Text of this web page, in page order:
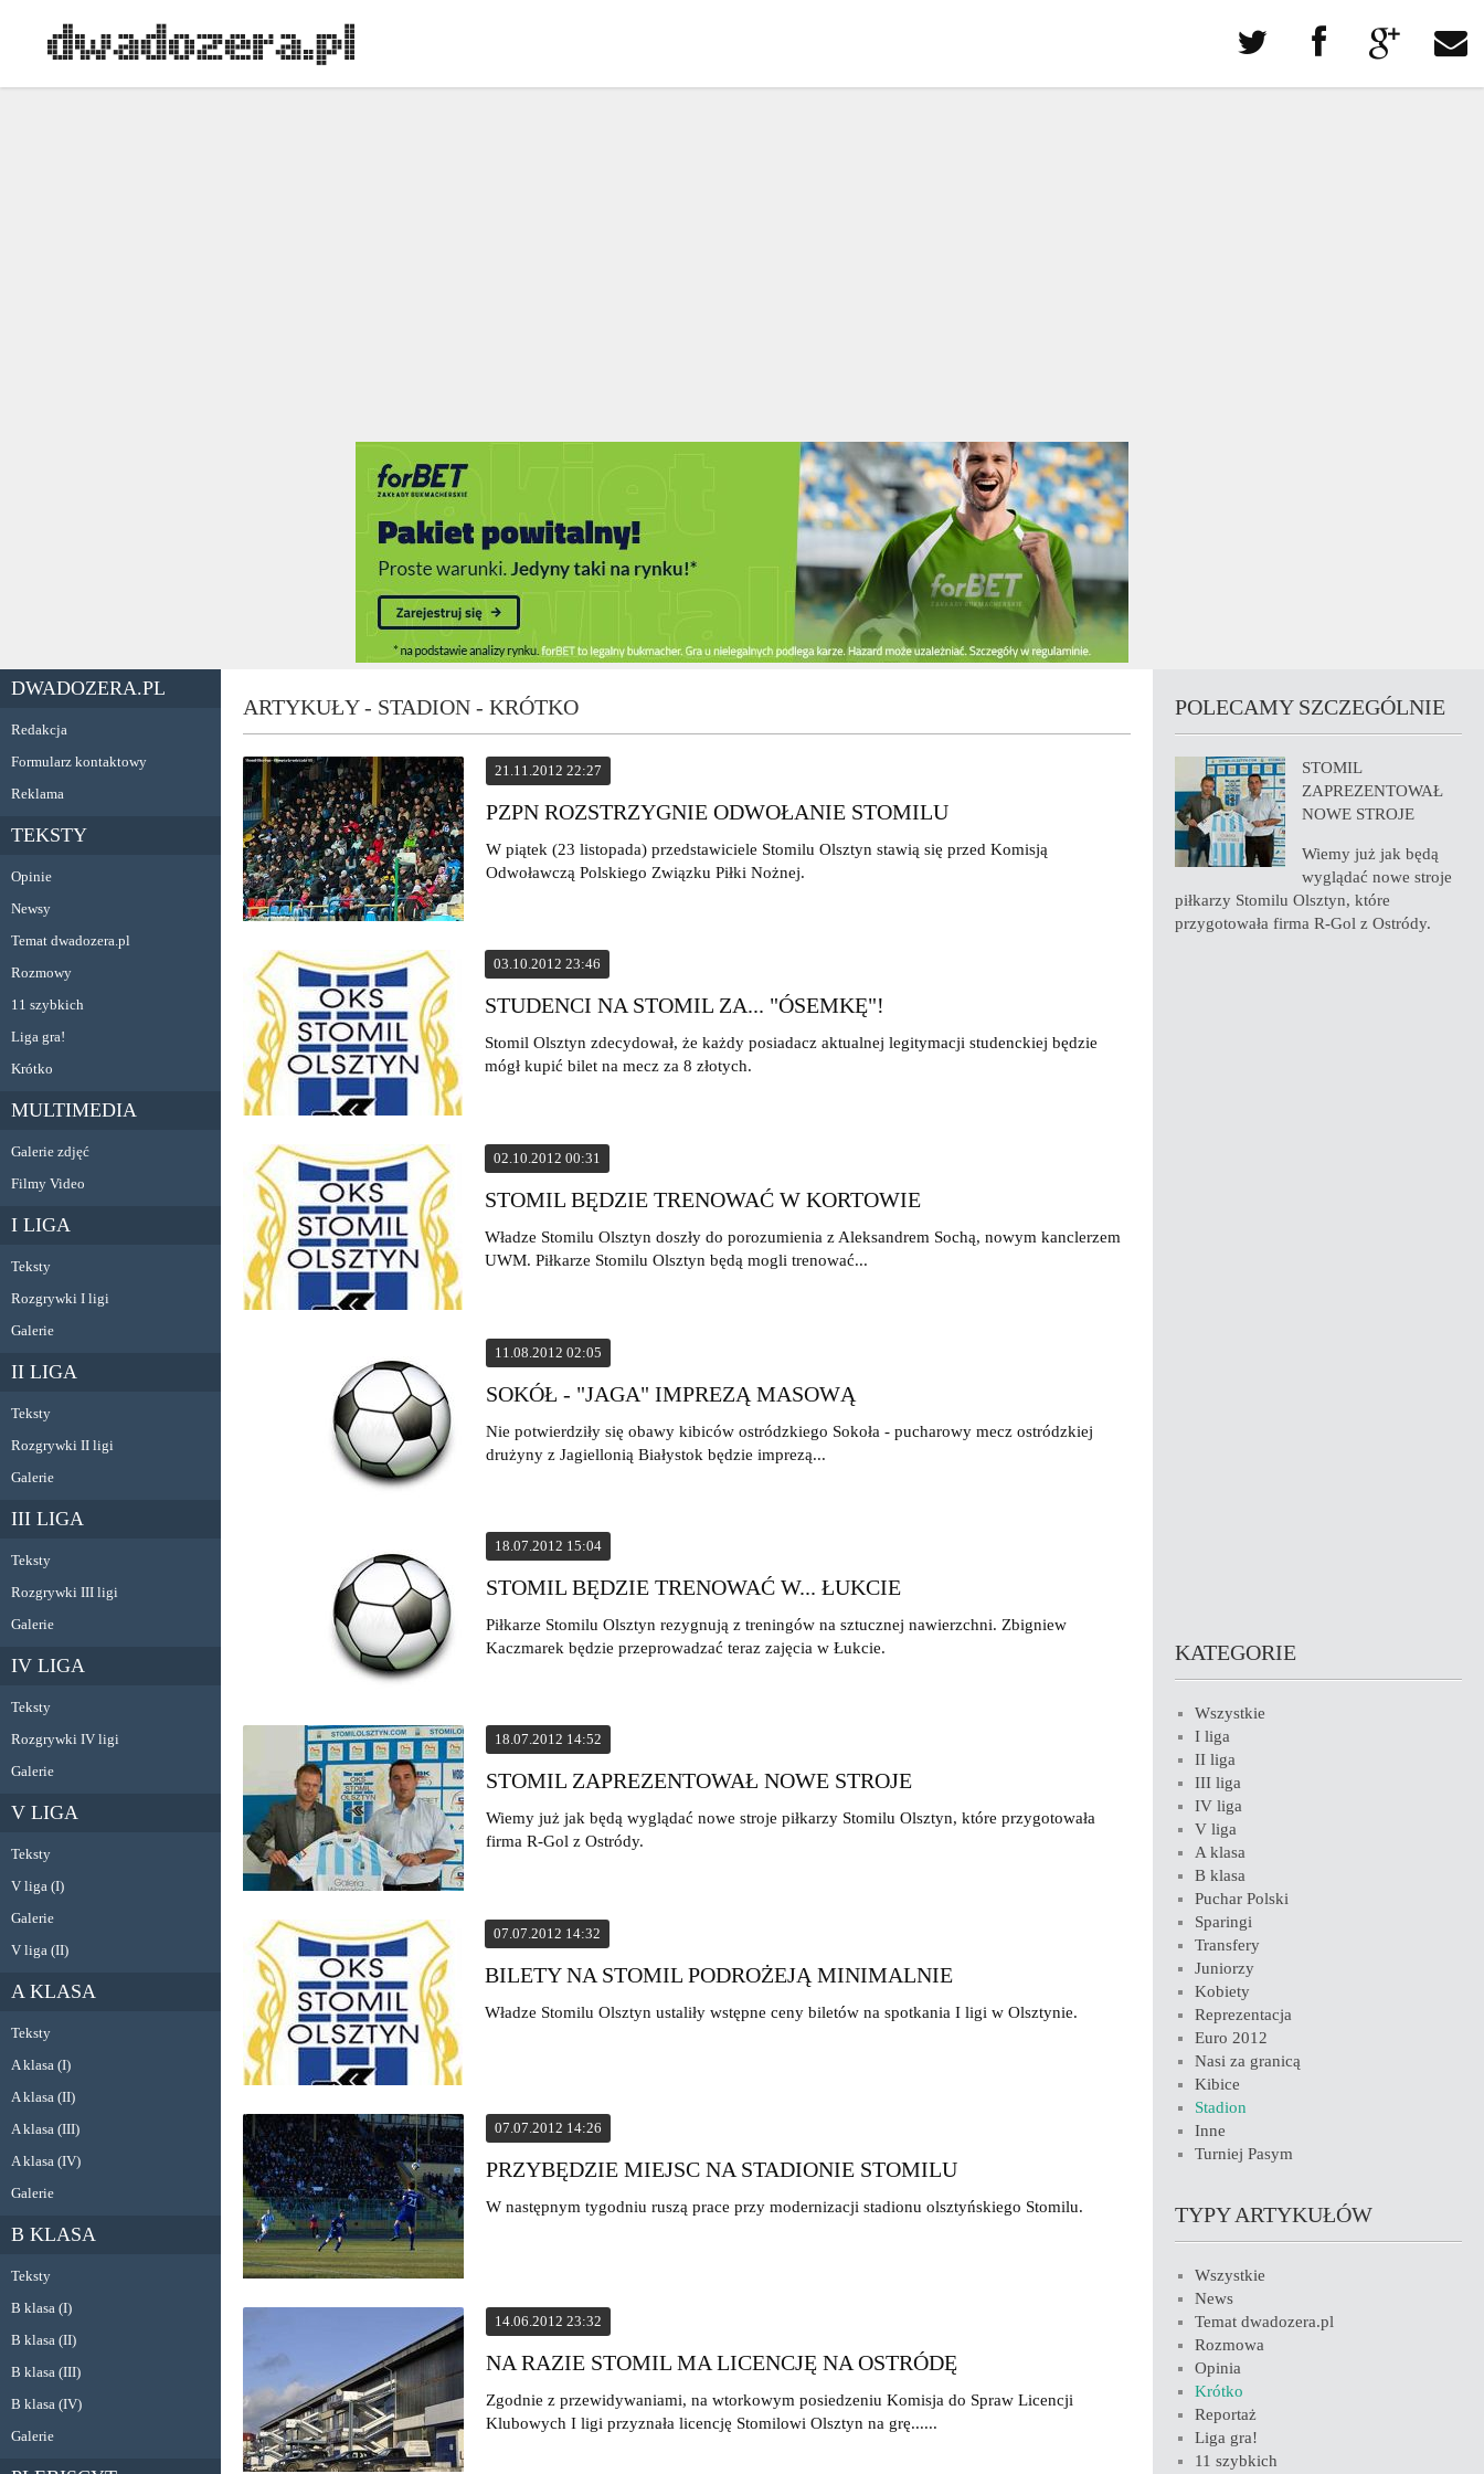
DWADOZERA.PL
Redakcja
Formularz kontaktowy
Reklama
TEKSTY
Opinie
Newsy
Temat dwadozera.pl
Rozmowy
11 szybkich
Liga gra!
Krótko
MULTIMEDIA
Galerie zdjęć
Filmy Video
I LIGA
Teksty
Rozgrywki I ligi
Galerie
II LIGA
Teksty
Rozgrywki II ligi
Galerie
III LIGA
Teksty
Rozgrywki III ligi
Galerie
IV LIGA
Teksty
Rozgrywki IV ligi
Galerie
V LIGA
Teksty
V liga (I)
Galerie
V liga (II)
A KLASA
Teksty
A klasa (I)
A klasa (II)
A klasa (III)
A klasa (IV)
Galerie
B KLASA
Teksty
B klasa (I)
B klasa (II)
B klasa (III)
B klasa (IV)
Galerie
ARTYKUŁY - STADION - KRÓTKO
21.11.2012 22:27
PZPN ROZSTRZYGNIE ODWOŁANIE STOMILU
W piątek (23 listopada) przedstawiciele Stomilu Olsztyn stawią się przed Komisją
Odwoławczą Polskiego Związku Piłki Nożnej.
03.10.2012 23:46
STUDENCI NA STOMIL ZA... "ÓSEMKĘ"!
Stomil Olsztyn zdecydował, że każdy posiadacz aktualnej legitymacji studenckiej będzie
mógł kupić bilet na mecz za 8 złotych.
02.10.2012 00:31
STOMIL BĘDZIE TRENOWAĆ W KORTOWIE
Władze Stomilu Olsztyn doszły do porozumienia z Aleksandrem Sochą, nowym kanclerzem
UWM. Piłkarze Stomilu Olsztyn będą mogli trenować...
11.08.2012 02:05
SOKÓŁ - "JAGA" IMPREZĄ MASOWĄ
Nie potwierdziły się obawy kibiców ostródzkiego Sokoła - pucharowy mecz ostródzkiej
drużyny z Jagiellonią Białystok będzie imprezą...
18.07.2012 15:04
STOMIL BĘDZIE TRENOWAĆ W... ŁUKCIE
Piłkarze Stomilu Olsztyn rezygnują z treningów na sztucznej nawierzchni. Zbigniew
Kaczmarek będzie przeprowadzać teraz zajęcia w Łukcie.
18.07.2012 14:52
STOMIL ZAPREZENTOWAŁ NOWE STROJE
Wiemy już jak będą wyglądać nowe stroje piłkarzy Stomilu Olsztyn, które przygotowała
firma R-Gol z Ostródy.
07.07.2012 14:32
BILETY NA STOMIL PODROŻEJĄ MINIMALNIE
Władze Stomilu Olsztyn ustaliły wstępne ceny biletów na spotkania I ligi w Olsztynie.
07.07.2012 14:26
PRZYBĘDZIE MIEJSC NA STADIONIE STOMILU
W następnym tygodniu ruszą prace przy modernizacji stadionu olsztyńskiego Stomilu.
14.06.2012 23:32
NA RAZIE STOMIL MA LICENCJĘ NA OSTRÓDĘ
Zgodnie z przewidywaniami, na wtorkowym posiedzeniu Komisja do Spraw Licencji
Klubowych I ligi przyznała licencję Stomilowi Olsztyn na grę......
POLECAMY SZCZEGÓLNIE
STOMIL
ZAPREZENTOWAŁ
NOWE STROJE
Wiemy już jak będą
wyglądać nowe stroje
piłkarzy Stomilu Olsztyn, które
przygotowała firma R-Gol z Ostródy.
KATEGORIE
Wszystkie
I liga
II liga
III liga
IV liga
V liga
A klasa
B klasa
Puchar Polski
Sparingi
Transfery
Juniorzy
Kobiety
Reprezentacja
Euro 2012
Nasi za granicą
Kibice
Stadion
Inne
Turniej Pasym
TYPY ARTYKUŁÓW
Wszystkie
News
Temat dwadozera.pl
Rozmowa
Opinia
Krótko
Reportaż
Liga gra!
11 szybkich